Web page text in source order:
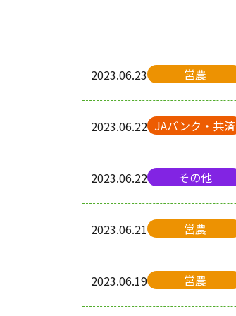
2023.06.23 営農
2023.06.22 JAバンク・共済
2023.06.22 その他
2023.06.21 営農
2023.06.19 営農